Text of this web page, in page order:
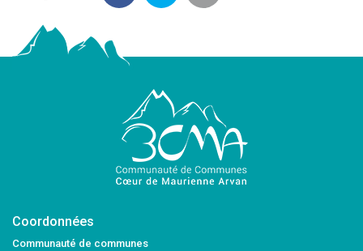
Coordonnées
Communauté de communes